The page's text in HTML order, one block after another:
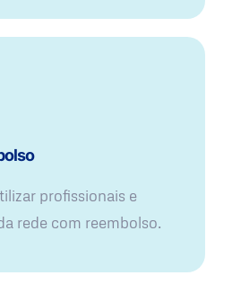
profissionais e
rede com reembolso.